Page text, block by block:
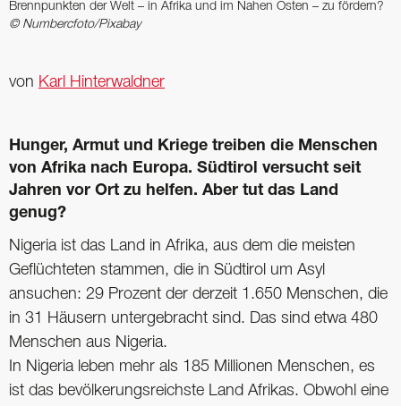
Brennpunkten der Welt – in Afrika und im Nahen Osten – zu fördern?
© Numbercfoto/Pixabay
von Karl Hinterwaldner
Hunger, Armut und Kriege treiben die Menschen
von Afrika nach Europa. Südtirol versucht seit
Jahren vor Ort zu helfen. Aber tut das Land
genug?
Nigeria ist das Land in Afrika, aus dem die meisten
Geflüchteten stammen, die in Südtirol um Asyl
ansuchen: 29 Prozent der derzeit 1.650 Menschen, die
in 31 Häusern untergebracht sind. Das sind etwa 480
Menschen aus Nigeria.
In Nigeria leben mehr als 185 Millionen Menschen, es
ist das bevölkerungsreichste Land Afrikas. Obwohl eine